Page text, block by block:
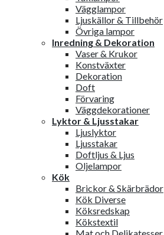
Vägglampor
Ljuskällor & Tillbehör
Övriga lampor
Inredning & Dekoration
Vaser & Krukor
Konstväxter
Dekoration
Doft
Förvaring
Väggdekorationer
Lyktor & Ljusstakar
Ljuslyktor
Ljusstakar
Doftljus & Ljus
Oljelampor
Kök
Brickor & Skärbrädor
Kök Diverse
Köksredskap
Kökstextil